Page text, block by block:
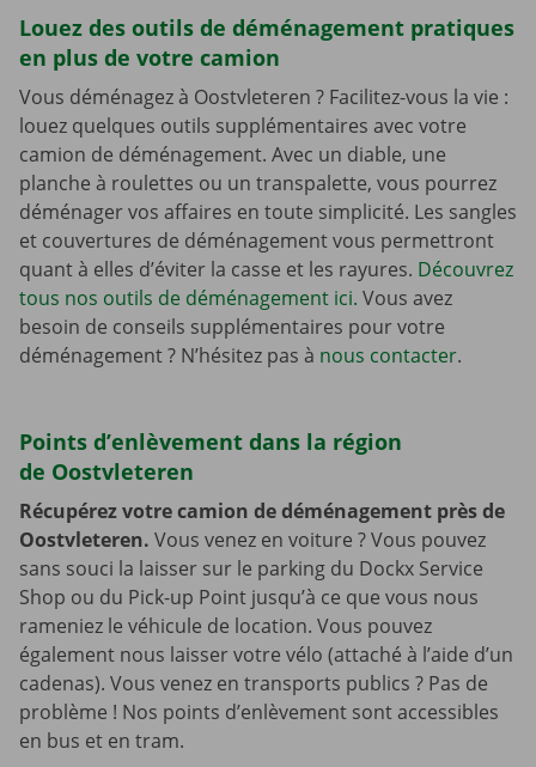
Louez des outils de déménagement pratiques
en plus de votre camion
Vous déménagez à Oostvleteren ? Facilitez-vous la vie :
louez quelques outils supplémentaires avec votre
camion de déménagement. Avec un diable, une
planche à roulettes ou un transpalette, vous pourrez
déménager vos affaires en toute simplicité. Les sangles
et couvertures de déménagement vous permettront
quant à elles d’éviter la casse et les rayures. Découvrez
tous nos outils de déménagement ici. Vous avez
besoin de conseils supplémentaires pour votre
déménagement ? N’hésitez pas à nous contacter.
Points d’enlèvement dans la région
de Oostvleteren
Récupérez votre camion de déménagement près de
Oostvleteren. Vous venez en voiture ? Vous pouvez
sans souci la laisser sur le parking du Dockx Service
Shop ou du Pick-up Point jusqu’à ce que vous nous
rameniez le véhicule de location. Vous pouvez
également nous laisser votre vélo (attaché à l’aide d’un
cadenas). Vous venez en transports publics ? Pas de
problème ! Nos points d’enlèvement sont accessibles
en bus et en tram.